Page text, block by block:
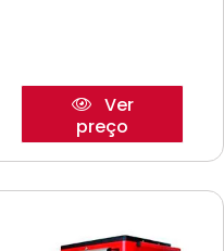
Ver
preço